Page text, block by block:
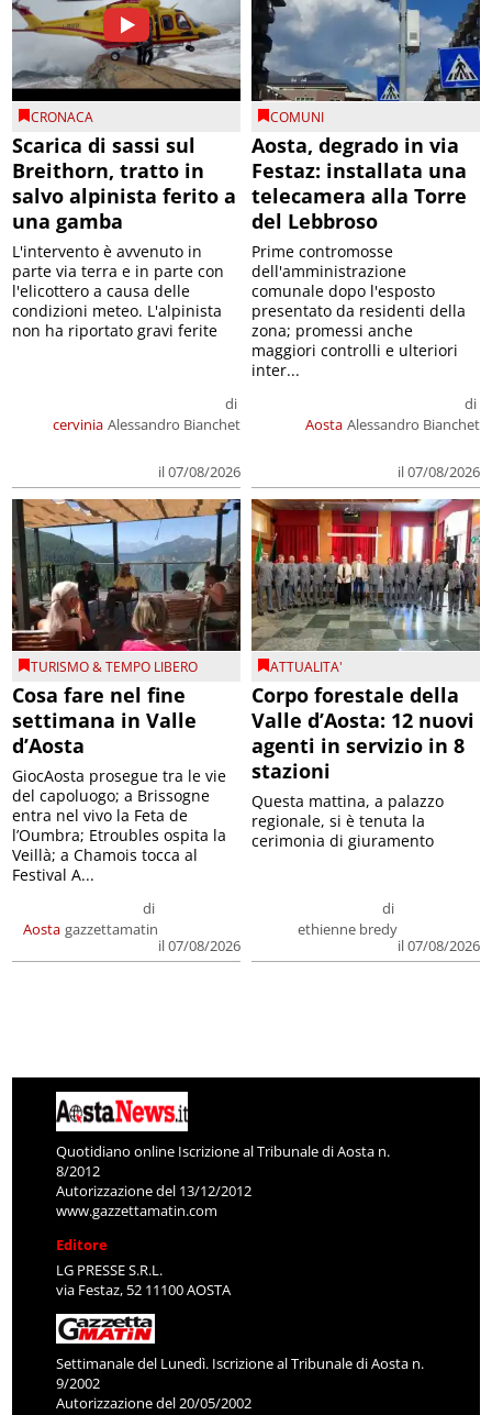
CRONACA
Scarica di sassi sul
Breithorn, tratto in
salvo alpinista ferito a
una gamba
cervinia
di
Alessandro Bianchet
il 07/08/2026
L'intervento è avvenuto in
parte via terra e in parte con
l'elicottero a causa delle
condizioni meteo. L'alpinista
non ha riportato gravi ferite
COMUNI
Aosta, degrado in via
Festaz: installata una
telecamera alla Torre
del Lebbroso
Aosta
di
Alessandro Bianchet
il 07/08/2026
Prime contromosse
dell'amministrazione
comunale dopo l'esposto
presentato da residenti della
zona; promessi anche
maggiori controlli e ulteriori
inter...
TURISMO & TEMPO LIBERO
Cosa fare nel fine
settimana in Valle
d’Aosta
Aosta
di
gazzettamatin
il 07/08/2026
GiocAosta prosegue tra le vie
del capoluogo; a Brissogne
entra nel vivo la Feta de
l’Oumbra; Etroubles ospita la
Veillà; a Chamois tocca al
Festival A...
ATTUALITA'
Corpo forestale della
Valle d’Aosta: 12 nuovi
agenti in servizio in 8
stazioni
di
ethienne bredy
il 07/08/2026
Questa mattina, a palazzo
regionale, si è tenuta la
cerimonia di giuramento
Quotidiano online Iscrizione al Tribunale di Aosta n.
8/2012
Autorizzazione del 13/12/2012
www.gazzettamatin.com
Editore
LG PRESSE S.R.L.
via Festaz, 52 11100 AOSTA
Settimanale del Lunedì. Iscrizione al Tribunale di Aosta n.
9/2002
Autorizzazione del 20/05/2002